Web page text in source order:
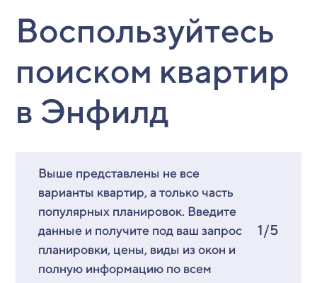
Воспользуйтесь
поиском квартир
в Энфилд
Выше представлены не все
варианты квартир, а только часть
популярных планировок. Введите
данные и получите под ваш запрос
планировки, цены, виды из окон и
полную информацию по всем
1/5